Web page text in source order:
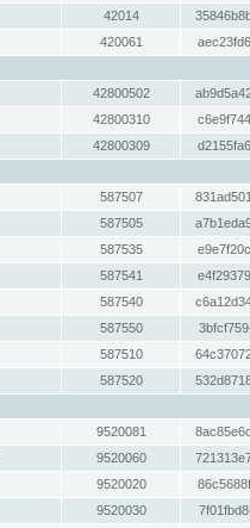
42014
420061
42800502
42800310
42800309
587507
587505
587535
587541
587540
587550
587510
587520
9520081
9520060
9520020
9520030